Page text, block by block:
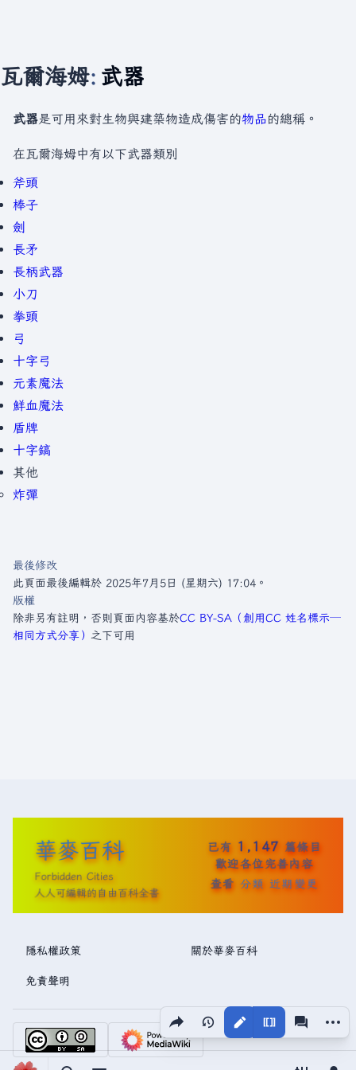
瓦爾海姆: 武器
分享此頁面
視圖 更多
武器是可用來對生物與建築物造成傷害的物品的總稱。
在瓦爾海姆中有以下武器類別
斧頭
棒子
劍
長矛
長柄武器
小刀
拳頭
弓
十字弓
元素魔法
鮮血魔法
盾牌
十字鎬
其他
炸彈
最後修改
此頁面最後編輯於 2025年7月5日 (星期六) 17:04。
版權
除非另有註明，否則頁面內容基於CC BY-SA（創用CC 姓名標示─
相同方式分享） 之下可用
華麥百科
Forbidden Cities
人人可編輯的自由百科全書
已有 1,147 篇條目
歡迎各位完善內容
查看 分類 近期變更
隱私權政策 關於華麥百科
免責聲明